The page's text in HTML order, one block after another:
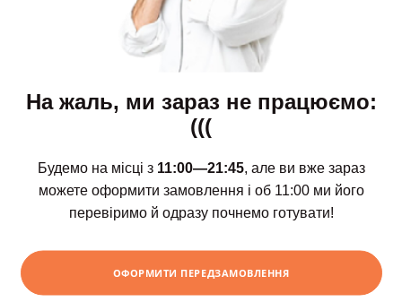
Шоколадний рол з
375
На жаль, ми зараз не працюємо:
(((
Будемо на місці з 11:00—21:45, але ви вже зараз
можете оформити замовлення і об 11:00 ми його
перевіримо й одразу почнемо готувати!
ОФОРМИТИ ПЕРЕДЗАМОВЛЕННЯ